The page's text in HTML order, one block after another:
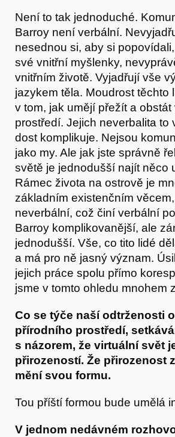
Články
Není to tak jednoduché.
Barroy není verbální.
nesednou si, aby si
své vnitřní myšlenky,
vnitřním životě. Vyjadřují vše
jazykem těla. Moudrost těchto
v tom, jak umějí přežít a obstát
prostředí. Jejich neverbalita to
dost komplikuje. Nejsou
jako my. Ale jak jste správně
světě je jednodušší najít něco
Rámec života na ostrově je
základním existenčním
neverbální, což činí verbální
Barroy komplikovanější, ale
jednodušší. Vše, co tito lidé
a má pro ně jasný význam.
jejich práce spolu přímo
jsme v tomto ohledu mnohem
Co se týče naší odtrženosti
přírodního prostředí,
s názorem, že virtuální svět
přirozeností. Že přirozenost
mění svou formu.
Tou příští formou bude umělá
V jednom nedávném